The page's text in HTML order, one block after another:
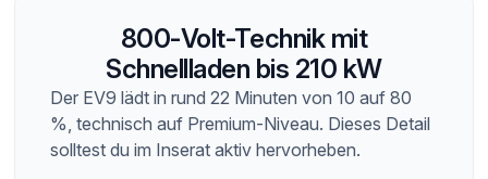
800-Volt-Technik mit
Schnellladen bis 210 kW
Der EV9 lädt in rund 22 Minuten von 10 auf 80
%, technisch auf Premium-Niveau. Dieses Detail
solltest du im Inserat aktiv hervorheben.